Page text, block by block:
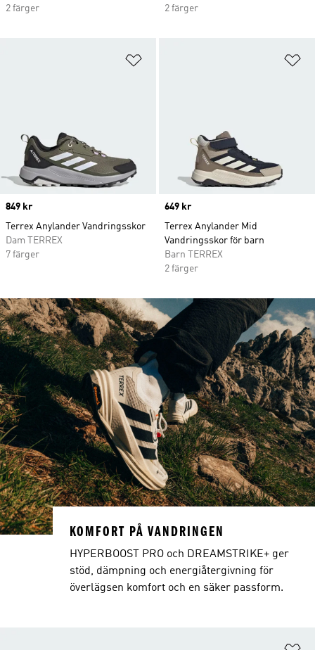
2 färger
2 färger
Price
849 kr
Terrex Anylander Vandringsskor
Dam TERREX
7 färger
Price
649 kr
Terrex Anylander Mid
Vandringsskor för barn
Barn TERREX
2 färger
KOMFORT PÅ VANDRINGEN
HYPERBOOST PRO och DREAMSTRIKE+ ger
stöd, dämpning och energiåtergivning för
överlägsen komfort och en säker passform.